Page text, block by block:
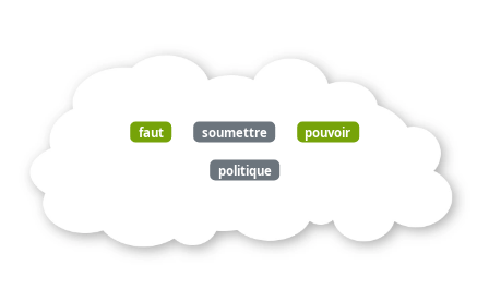
faut soumettre pouvoir
politique